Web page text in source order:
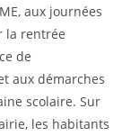
aux journées
la rentrée
de
aux démarches
scolaire. Sur
les habitants